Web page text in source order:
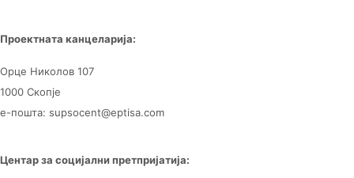
Проектната канцеларија:
Орце Николов 107
1000 Скопје
е-пошта: supsocent@eptisa.com
Центар за социјални претпријатија: